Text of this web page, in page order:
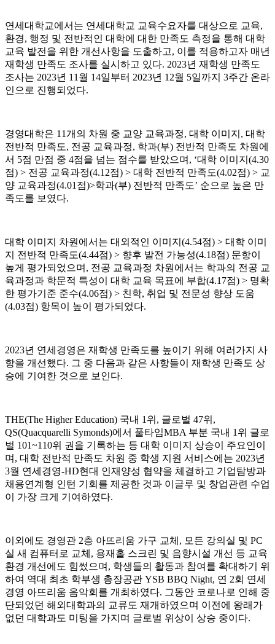
연세대학교에서는 연세대학교 교육수요자를 대상으로 교육,
환경, 행정 및 전반적인 대학에 대한 만족도 측정을 통해 대학
교육 발전을 위한 개선사항을 도출하고, 이를 적용하고자 매년
재학생 만족도 조사를 실시하고 있다. 2023년 재학생 만족도
조사는 2023년 11월 14일부터 2023년 12월 5일까지 3주간 온라
인으로 진행되었다.
경영대학은 11개의 차원 중 교양 교육과정, 대학 이미지, 대학
전반적 만족도, 전공 교육과정, 학과(부) 전반적 만족도 차원에
서 5점 만점 중 4점을 넘는 점수를 받았으며, ‘대학 이미지(4.30
점) > 전공 교육과정(4.12점) > 대학 전반적 만족도(4.02점) > 교
양 교육과정(4.01점)>학과(부) 전반적 만족도’ 순으로 높은 만
족도를 보였다.
대학 이미지 차원에서는 대외적인 이미지(4.54점) > 대학 이미
지 전반적 만족도(4.44점) > 향후 발전 가능성(4.18점) 문항이
높게 평가되었으며, 전공 교육과정 차원에서는 학과의 전공 교
육과정과 학문적 특성이 대학 교육 목표에 부합(4.17점) > 명확
한 평가기준 준수(4.06점) > 친학, 취업 및 전문성 향상 도움
(4.03점) 항목이 높이 평가되었다.
2023년 연세경영은 재학생 만족도를 높이기 위해 여러가지 사
항을 개선했다. 그 중 다음과 같은 사항들이 재학생 만족도 상
승에 기여한 것으로 보인다.
THE(The Higher Education) 국내 1위, 글로벌 47위,
QS(Quacquarelli Symonds)에서 풀타임MBA 부분 국내 1위 글로
벌 101~110위 권을 기록하는 등 대학 이미지 상승이 주요인이
며, 대학 전반적 만족도 차원 중 학생 지원 서비스에는 2023년
3월 연세경영-HD현대 인재양성 협약을 체결하고 기업탐방과
채용연계형 인턴 기회를 제공한 것과 이글루 및 창업관련 수업
이 가장 크게 기여하였다.
이외에도 경영관 2층 아뜨리움 가구 교체, 모든 강의실 및 PC
실 새 컴퓨터로 교체, 용재홀 스크린 및 음향시설 개선 등 교육
환경 개선에도 힘썼으며, 학생들의 활동과 참여를 확대하기 위
하여 역대 최초 학부생 총장공관 YSB BBQ Night, 연 2회 연세
경영 아뜨리움 음악회를 개최하였다. 그동안 코로나로 인해 중
단되었던 해외대학과의 교류도 재개하였으며 이전에 왕래가
없던 대학과도 미팅을 가지며 글로벌 위상이 상승 중이다.